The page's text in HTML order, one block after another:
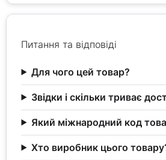
Питання та відповіді
Для чого цей товар?
Звідки і скільки триває
Який міжнародний код
Хто виробник цього